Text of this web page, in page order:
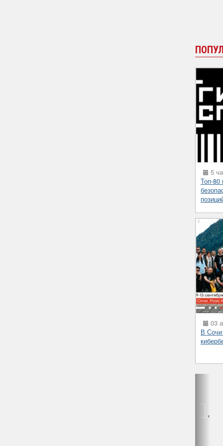
5
Топ-80
03
В Сочи
‹